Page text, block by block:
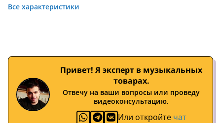
Все характеристики
Привет! Я эксперт в музыкальных
товарах.
Отвечу на ваши вопросы или проведу
видеоконсультацию.
Или откройте чат